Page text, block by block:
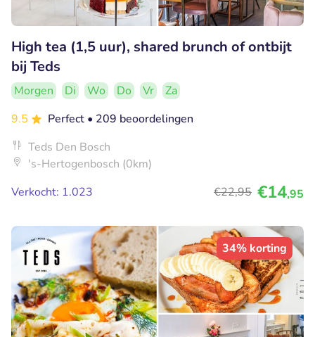
High tea (1,5 uur), shared brunch of ontbijt
bij Teds
Morgen Di Wo Do Vr
Za
9.5
Perfect • 209 beoordelingen
Teds Den Bosch
's-Hertogenbosch (0km)
Verkocht: 1.023
€22,95 €14,95
34% korting